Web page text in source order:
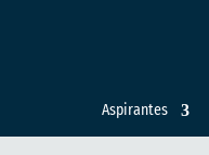
Aspirantes